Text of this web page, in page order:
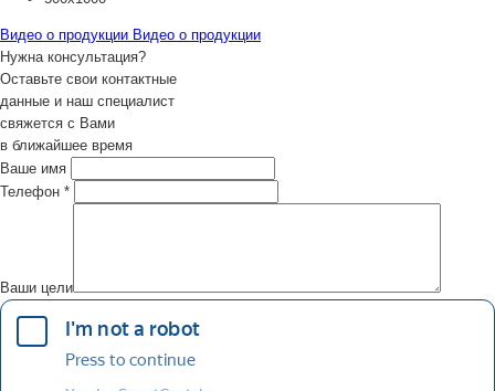
Видео о продукции Видео о продукции
Нужна консультация?
Оставьте свои контактные
данные и наш специалист
свяжется с Вами
в ближайшее время
Ваше имя
Телефон *
Ваши цели